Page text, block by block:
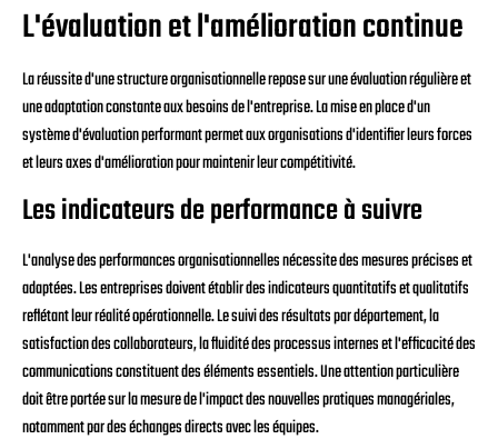
L'évaluation et l'amélioration continue
La réussite d'une structure organisationnelle repose sur une évaluation régulière et
une adaptation constante aux besoins de l'entreprise. La mise en place d'un
système d'évaluation performant permet aux organisations d'identifier leurs forces
et leurs axes d'amélioration pour maintenir leur compétitivité.
Les indicateurs de performance à suivre
L'analyse des performances organisationnelles nécessite des mesures précises et
adaptées. Les entreprises doivent établir des indicateurs quantitatifs et qualitatifs
reflétant leur réalité opérationnelle. Le suivi des résultats par département, la
satisfaction des collaborateurs, la fluidité des processus internes et l'efficacité des
communications constituent des éléments essentiels. Une attention particulière
doit être portée sur la mesure de l'impact des nouvelles pratiques managériales,
notamment par des échanges directs avec les équipes.